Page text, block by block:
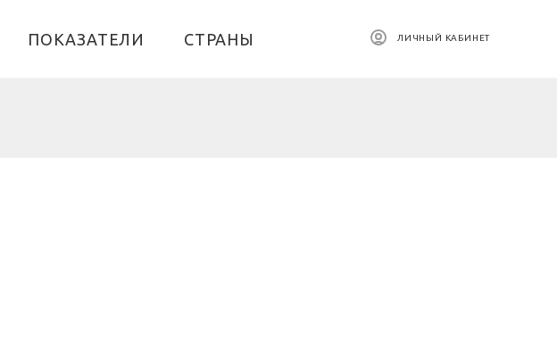
ПОКАЗАТЕЛИ СТРАНЫ ЛИЧНЫЙ КАБИНЕТ